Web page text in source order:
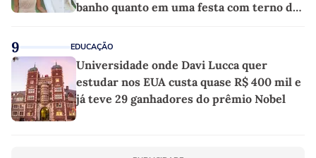
banho quanto em uma festa com terno de
9 EDUCAÇÃO
Universidade onde Davi Lucca quer
estudar nos EUA custa quase R$ 400 mil e
já teve 29 ganhadores do prêmio Nobel